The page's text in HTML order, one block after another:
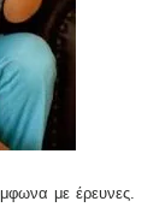
με έρευνες.